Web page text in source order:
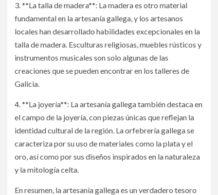
3. **La talla de madera**: La madera es otro material
fundamental en la artesanía gallega, y los artesanos
locales han desarrollado habilidades excepcionales en la
talla de madera. Esculturas religiosas, muebles rústicos y
instrumentos musicales son solo algunas de las
creaciones que se pueden encontrar en los talleres de
Galicia.
4. **La joyería**: La artesanía gallega también destaca en
el campo de la joyería, con piezas únicas que reflejan la
identidad cultural de la región. La orfebrería gallega se
caracteriza por su uso de materiales como la plata y el
oro, así como por sus diseños inspirados en la naturaleza
y la mitología celta.
En resumen, la artesanía gallega es un verdadero tesoro